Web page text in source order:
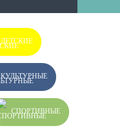
ДЕТСКИЕ
КУЛЬТУРНЫЕ
СПОРТИВНЫЕ